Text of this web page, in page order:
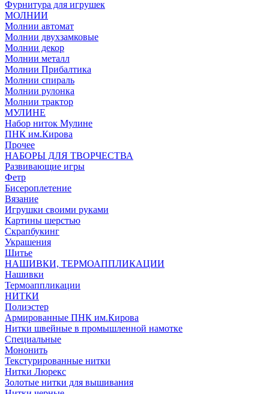
Фурнитура для игрушек
МОЛНИИ
Молнии автомат
Молнии двухзамковые
Молнии декор
Молнии металл
Молнии Прибалтика
Молнии спираль
Молнии рулонка
Молнии трактор
МУЛИНЕ
Набор ниток Мулине
ПНК им.Кирова
Прочее
НАБОРЫ ДЛЯ ТВОРЧЕСТВА
Развивающие игры
Фетр
Бисероплетение
Вязание
Игрушки своими руками
Картины шерстью
Скрапбукинг
Украшения
Шитье
НАШИВКИ, ТЕРМОАППЛИКАЦИИ
Нашивки
Термоаппликации
НИТКИ
Полиэстер
Армированные ПНК им.Кирова
Нитки швейные в промышленной намотке
Специальные
Мононить
Текстурированные нитки
Нитки Люрекс
Золотые нитки для вышивания